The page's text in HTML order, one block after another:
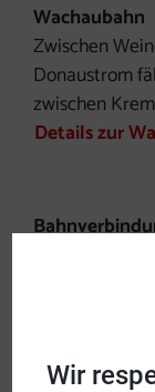
Wachaubahn
Zwischen
Donaustrom
zwischen
Details zur
Wir